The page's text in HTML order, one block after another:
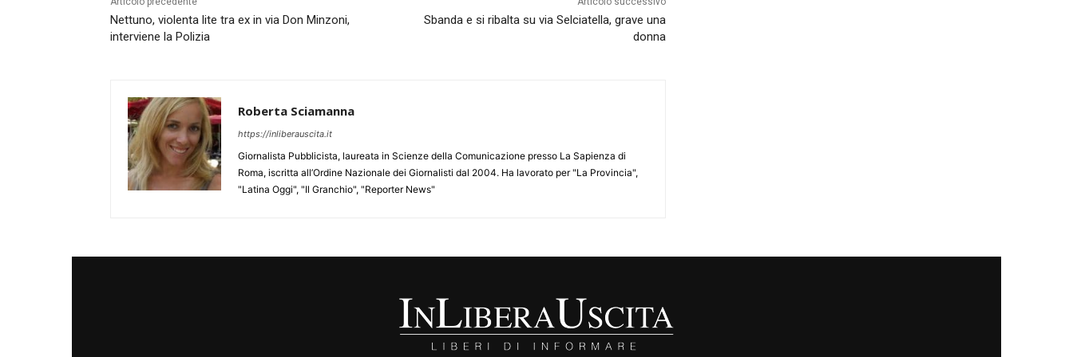
Nettuno, violenta lite tra ex in via Don Minzoni,
interviene la Polizia
Sbanda e si ribalta su via Selciatella, grave una
donna
Roberta Sciamanna
https://inliberauscita.it
Giornalista Pubblicista, laureata in Scienze della Comunicazione presso La Sapienza di
Roma, iscritta all’Ordine Nazionale dei Giornalisti dal 2004. Ha lavorato per "La Provincia",
"Latina Oggi", "Il Granchio", "Reporter News"